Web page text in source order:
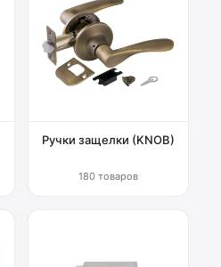
Ручки защелки (KNOB)
180 товаров